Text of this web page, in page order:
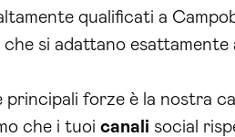
qualificati a
si adattano esattamente
principali forze è la nostra
che i tuoi canali social